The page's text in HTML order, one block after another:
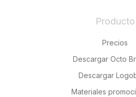
Producto
Precios
Descargar Octo
Descargar
Materiales